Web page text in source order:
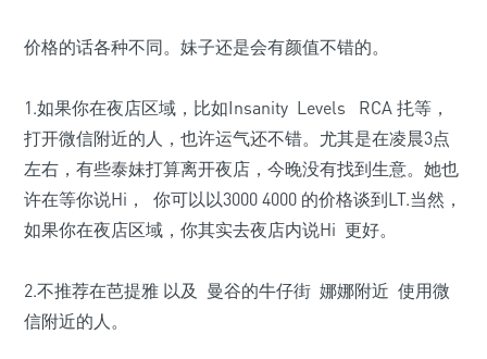
价格的话各种不同。妹子还是会有颜值不错的。
1.如果你在夜店区域，比如Insanity Levels RCA 扥等，
打开微信附近的人，也许运气还不错。尤其是在凌晨3点
左右，有些泰妹打算离开夜店，今晚没有找到生意。她也
许在等你说Hi， 你可以以3000 4000 的价格谈到LT.当然，
如果你在夜店区域，你其实去夜店内说Hi 更好。
2.不推荐在芭提雅 以及 曼谷的牛仔街 娜娜附近 使用微
信附近的人。